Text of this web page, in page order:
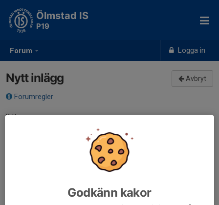
Forum Logga in
Ölmstad IS
P19
Nytt inlägg Avbryt
Forumregler
Ditt namn
Godkänn kakor